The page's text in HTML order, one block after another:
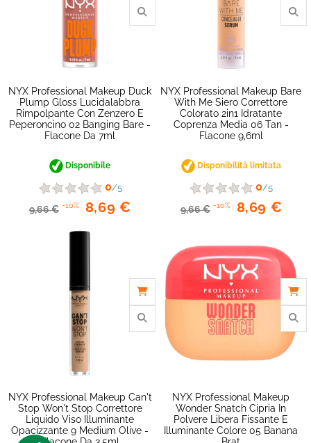
NYX Professional Makeup Duck
Plump Gloss Lucidalabbra
Rimpolpante Con Zenzero E
Peperoncino 02 Banging Bare -
Flacone Da 7ml
Disponibile
0/5
9,66 € -10% 8,69 €
NYX Professional Makeup Bare
With Me Siero Correttore
Colorato 2in1 Idratante
Coprenza Media 06 Tan -
Flacone 9,6ml
Disponibilità limitata
0/5
9,66 € -10% 8,69 €
NYX Professional Makeup Can't
Stop Won't Stop Correttore
Liquido Viso Illuminante
Opacizzante 9 Medium Olive -
NYX Professional Makeup
Wonder Snatch Cipria In
Polvere Libera Fissante E
Illuminante Colore 05 Banana